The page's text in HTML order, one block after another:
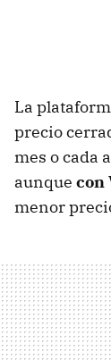
La
precio
mes o cada
aunque con
menor